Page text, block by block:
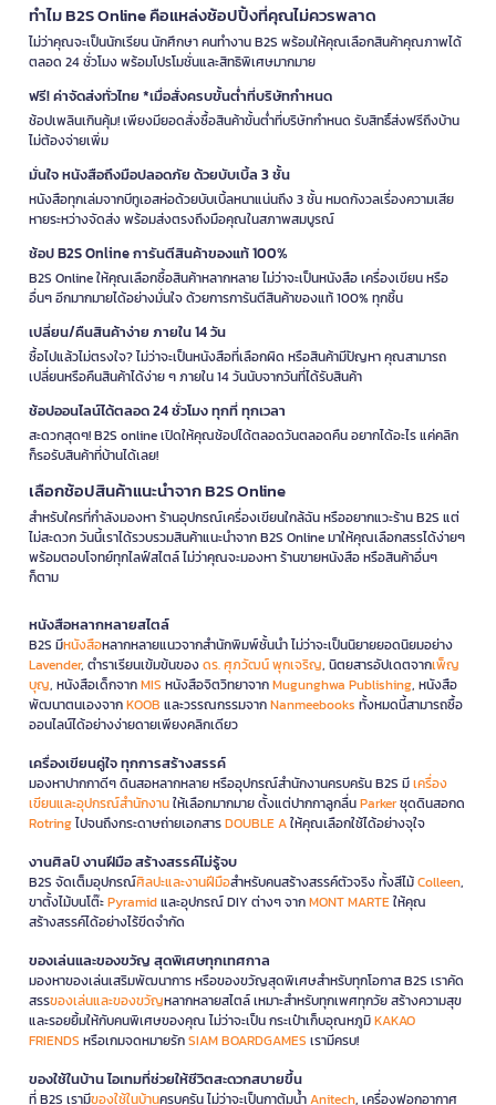
ทำไม B2S Online คือแหล่งช้อปปิ้งที่คุณไม่ควรพลาด
ไม่ว่าคุณจะเป็นนักเรียน นักศึกษา คนทำงาน B2S พร้อมให้คุณเลือกสินค้าคุณภาพได้
ตลอด 24 ชั่วโมง พร้อมโปรโมชั่นและสิทธิพิเศษมากมาย
ฟรี! ค่าจัดส่งทั่วไทย *เมื่อสั่งครบขั้นต่ำที่บริษัทกำหนด
ช้อปเพลินเกินคุ้ม! เพียงมียอดสั่งซื้อสินค้าขั้นต่ำที่บริษัทกำหนด รับสิทธิ์ส่งฟรีถึงบ้าน
ไม่ต้องจ่ายเพิ่ม
มั่นใจ หนังสือถึงมือปลอดภัย ด้วยบับเบิ้ล 3 ชั้น
หนังสือทุกเล่มจากบีทูเอสห่อด้วยบับเบิ้ลหนาแน่นถึง 3 ชั้น หมดกังวลเรื่องความเสีย
หายระหว่างจัดส่ง พร้อมส่งตรงถึงมือคุณในสภาพสมบูรณ์
ช้อป B2S Online การันตีสินค้าของแท้ 100%
B2S Online ให้คุณเลือกซื้อสินค้าหลากหลาย ไม่ว่าจะเป็นหนังสือ เครื่องเขียน หรือ
อื่นๆ อีกมากมายได้อย่างมั่นใจ ด้วยการการันตีสินค้าของแท้ 100% ทุกชิ้น
เปลี่ยน/คืนสินค้าง่าย ภายใน 14 วัน
ซื้อไปแล้วไม่ตรงใจ? ไม่ว่าจะเป็นหนังสือที่เลือกผิด หรือสินค้ามีปัญหา คุณสามารถ
เปลี่ยนหรือคืนสินค้าได้ง่าย ๆ ภายใน 14 วันนับจากวันที่ได้รับสินค้า
ช้อปออนไลน์ได้ตลอด 24 ชั่วโมง ทุกที่ ทุกเวลา
สะดวกสุดๆ! B2S online เปิดให้คุณช้อปได้ตลอดวันตลอดคืน อยากได้อะไร แค่คลิก
ก็รอรับสินค้าที่บ้านได้เลย!
เลือกช้อปสินค้าแนะนำจาก B2S Online
สำหรับใครที่กำลังมองหา ร้านอุปกรณ์เครื่องเขียนใกล้ฉัน หรืออยากแวะร้าน B2S แต่
ไม่สะดวก วันนี้เราได้รวบรวมสินค้าแนะนำจาก B2S Online มาให้คุณเลือกสรรได้ง่ายๆ
พร้อมตอบโจทย์ทุกไลฟ์สไตล์ ไม่ว่าคุณจะมองหา ร้านขายหนังสือ หรือสินค้าอื่นๆ
ก็ตาม
หนังสือหลากหลายสไตล์
B2S มีหนังสือหลากหลายแนวจากสำนักพิมพ์ชั้นนำ ไม่ว่าจะเป็นนิยายยอดนิยมอย่าง
Lavender, ตำราเรียนเข้มข้นของดร. ศุภวัฒน์ พุกเจริญ, นิตยสารอัปเดตจากเพ็ญ
บุญ, หนังสือเด็กจากMIS หนังสือจิตวิทยาจากMugunghwa Publishing, หนังสือ
พัฒนาตนเองจากKOOB และวรรณกรรมจากNanmeebooks ทั้งหมดนี้สามารถซื้อ
ออนไลน์ได้อย่างง่ายดายเพียงคลิกเดียว
เครื่องเขียนคู่ใจ ทุกการสร้างสรรค์
มองหาปากกาดีๆ ดินสอหลากหลาย หรืออุปกรณ์สำนักงานครบครัน B2S มีเครื่อง
เขียนและอุปกรณ์สำนักงานให้เลือกมากมาย ตั้งแต่ปากกาลูกลื่นParkerชุดดินสอกด
Rotringไปจนถึงกระดาษถ่ายเอกสารDOUBLE Aให้คุณเลือกใช้ได้อย่างจุใจ
งานศิลป์ งานฝีมือ สร้างสรรค์ไม่รู้จบ
B2S จัดเต็มอุปกรณ์ศิลปะและงานฝีมือสำหรับคนสร้างสรรค์ตัวจริง ทั้งสีไม้Colleen,
ขาตั้งไม้บนโต๊ะPyramidและอุปกรณ์ DIY ต่างๆ จากMONT MARTEให้คุณ
สร้างสรรค์ได้อย่างไร้ขีดจำกัด
ของเล่นและของขวัญ สุดพิเศษทุกเทศกาล
มองหาของเล่นเสริมพัฒนาการ หรือของขวัญสุดพิเศษสำหรับทุกโอกาส B2S เราคัด
สรรของเล่นและของขวัญหลากหลายสไตล์ เหมาะสำหรับทุกเพศทุกวัย สร้างความสุข
และรอยยิ้มให้กับคนพิเศษของคุณ ไม่ว่าจะเป็น กระเป๋าเก็บอุณหภูมิKAKAO
FRIENDS หรือเกมจดหมายรักSIAM BOARDGAMES เรามีครบ!
ของใช้ในบ้าน ไอเทมที่ช่วยให้ชีวิตสะดวกสบายขึ้น
ที่ B2S เรามีของใช้ในบ้านครบครัน ไม่ว่าจะเป็นกาต้มน้ำAnitech, เครื่องฟอกอากาศ